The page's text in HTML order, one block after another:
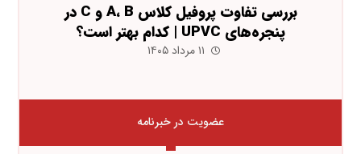
بررسی تفاوت پروفیل کلاس A، B و C در
پنجره‌های UPVC | کدام بهتر است؟
۱۱ مرداد ۱۴۰۵
عضویت در خبرنامه